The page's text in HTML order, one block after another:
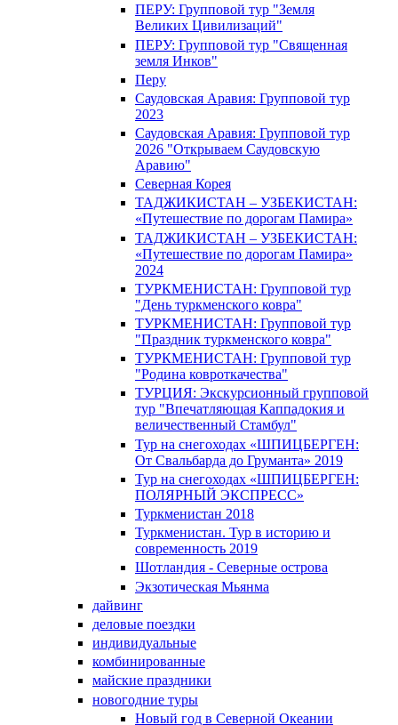
ПЕРУ: Групповой тур "Земля
Великих Цивилизаций"
ПЕРУ: Групповой тур "Священная
земля Инков"
Перу
Саудовская Аравия: Групповой тур
2023
Саудовская Аравия: Групповой тур
2026 "Открываем Саудовскую
Аравию"
Северная Корея
ТАДЖИКИСТАН – УЗБЕКИСТАН:
«Путешествие по дорогам Памира»
ТАДЖИКИСТАН – УЗБЕКИСТАН:
«Путешествие по дорогам Памира»
2024
ТУРКМЕНИСТАН: Групповой тур
"День туркменского ковра"
ТУРКМЕНИСТАН: Групповой тур
"Праздник туркменского ковра"
ТУРКМЕНИСТАН: Групповой тур
"Родина ковроткачества"
ТУРЦИЯ: Экскурсионный групповой
тур "Впечатляющая Каппадокия и
величественный Стамбул"
Тур на снегоходах «ШПИЦБЕРГЕН:
От Свальбарда до Груманта» 2019
Тур на снегоходах «ШПИЦБЕРГЕН:
ПОЛЯРНЫЙ ЭКСПРЕСС»
Туркменистан 2018
Туркменистан. Тур в историю и
современность 2019
Шотландия - Северные острова
Экзотическая Мьянма
дайвинг
деловые поездки
индивидуальные
комбинированные
майские праздники
новогодние туры
Новый год в Северной Океании